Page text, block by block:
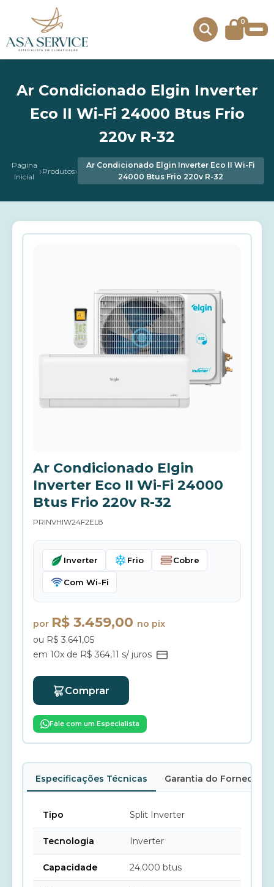
0
Ar Condicionado Elgin Inverter
Eco II Wi-Fi 24000 Btus Frio
220v R-32
Página
Inicial
›Produtos›
Ar Condicionado Elgin Inverter Eco II Wi-Fi
24000 Btus Frio 220v R-32
Ar Condicionado Elgin
Inverter Eco II Wi-Fi 24000
Btus Frio 220v R-32
PRINVHIW24F2EL8
Inverter Frio Cobre
Com Wi-Fi
por R$ 3.459,00 no pix
ou R$ 3.641,05
em 10x de R$ 364,11 s/ juros
Comprar
Fale com um Especialista
Especificações Técnicas Garantia do Fornecedor
Tipo Split Inverter
Tecnologia Inverter
Capacidade 24.000 btus